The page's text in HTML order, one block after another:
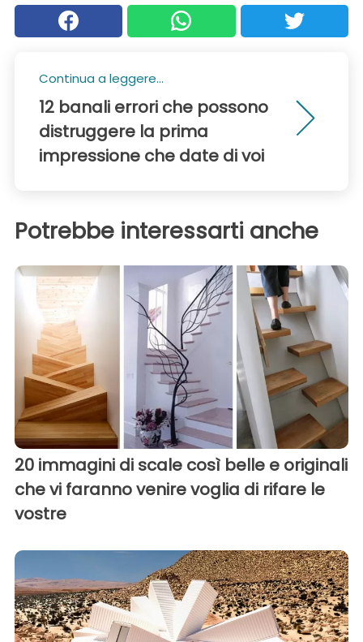
Continua a leggere...
12 banali errori che possono
distruggere la prima
impressione che date di voi
Potrebbe interessarti anche
20 immagini di scale così belle e originali
che vi faranno venire voglia di rifare le
vostre